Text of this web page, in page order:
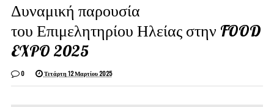
Δυναμική παρουσία
του Επιμελητηρίου Ηλείας στην FOOD
EXPO 2025
0 Τετάρτη 12 Μαρτίου 2025